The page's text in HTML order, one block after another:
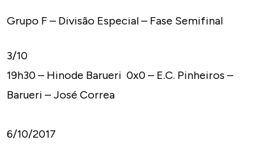
Grupo F – Divisão Especial – Fase Semifinal
3/10
19h30 – Hinode Barueri 0x0 – E.C. Pinheiros –
Barueri – José Correa
6/10/2017